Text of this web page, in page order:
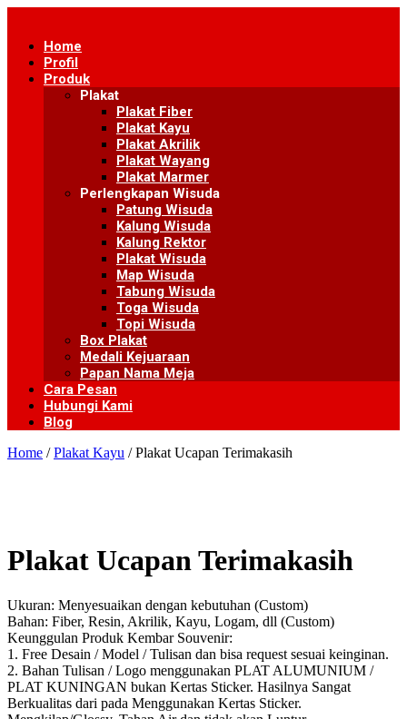
contentHome
Profil
Produk
Plakat
Plakat Fiber
Plakat Kayu
Plakat Akrilik
Plakat Wayang
Plakat Marmer
Perlengkapan Wisuda
Patung Wisuda
Kalung Wisuda
Kalung Rektor
Plakat Wisuda
Map Wisuda
Tabung Wisuda
Toga Wisuda
Topi Wisuda
Box Plakat
Medali Kejuaraan
Papan Nama Meja
Cara Pesan
Hubungi Kami
Blog
Home /Plakat Kayu / Plakat Ucapan Terimakasih
Plakat Ucapan Terimakasih
Ukuran: Menyesuaikan dengan kebutuhan (Custom)
Bahan: Fiber, Resin, Akrilik, Kayu, Logam, dll (Custom)
Keunggulan Produk Kembar Souvenir:
1. Free Desain / Model / Tulisan dan bisa request sesuai keinginan.
2. Bahan Tulisan / Logo menggunakan PLAT ALUMUNIUM /
PLAT KUNINGAN bukan Kertas Sticker. Hasilnya Sangat
Berkualitas dari pada Menggunakan Kertas Sticker.